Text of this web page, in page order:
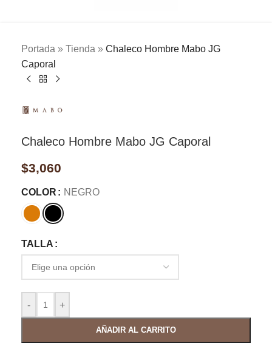
Portada » Tienda » Chaleco Hombre Mabo JG
Caporal
Chaleco Hombre Mabo JG Caporal
$3,060
COLOR NEGRO
TALLA
- +
AÑADIR AL CARRITO